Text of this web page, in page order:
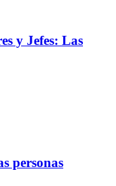
y Jefes: Las
personas